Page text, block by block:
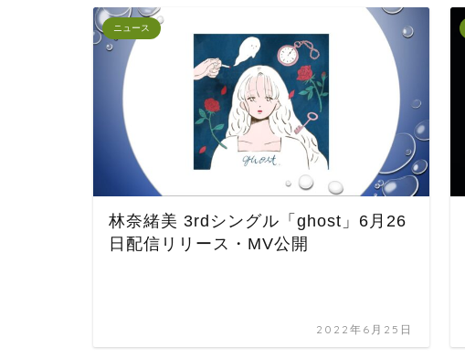
ニュース
林奈緒美 3rdシングル「ghost」6月26
日配信リリース・MV公開
2022年6月25日